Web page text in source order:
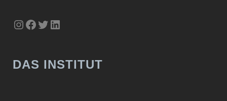
Instagram
Facebook
Twitter
LinkedIn
DAS INSTITUT